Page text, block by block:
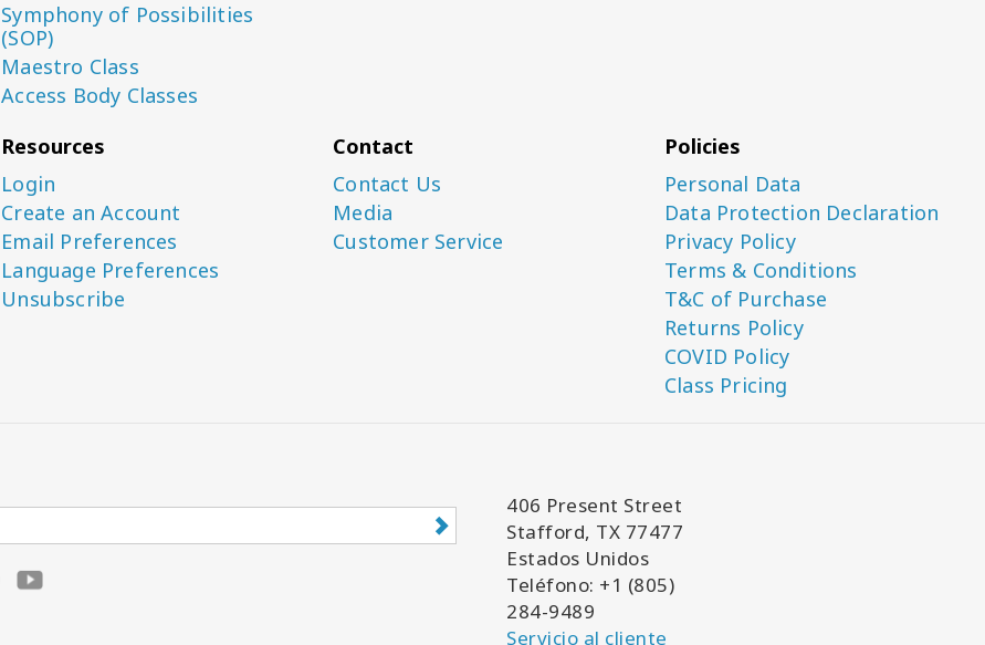
Symphony of Possibilities
(SOP)
Maestro Class
Access Body Classes
Resources
Login
Create an Account
Email Preferences
Language Preferences
Unsubscribe
Contact
Contact Us
Media
Customer Service
Policies
Personal Data
Data Protection Declaration
Privacy Policy
Terms & Conditions
T&C of Purchase
Returns Policy
COVID Policy
Class Pricing
406 Present Street
Stafford, TX 77477
Estados Unidos
Teléfono: +1 (805)
284-9489
Servicio al cliente